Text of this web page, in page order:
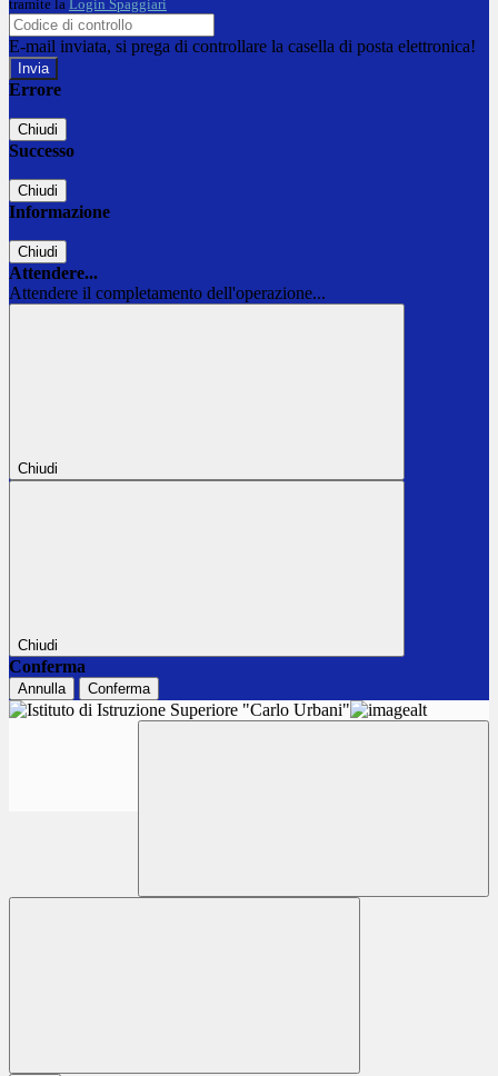
tramite la Login Spaggiari
E-mail inviata, si prega di controllare la casella di posta elettronica!
Errore
Chiudi
Successo
Chiudi
Informazione
Chiudi
Attendere...
Attendere il completamento dell'operazione...
Chiudi
Chiudi
Conferma
Annulla Conferma